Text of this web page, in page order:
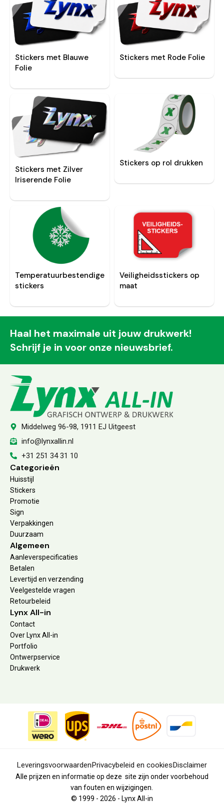
Stickers met Blauwe
Folie
Stickers met Rode Folie
Stickers met Zilver
Iriserende Folie
Stickers op rol drukken
Temperatuurbestendige
stickers
Veiligheidsstickers op
maat
Haal het maximale uit jouw drukwerk!
Schrijf je in voor onze nieuwsbrief.
Middelweg 96-98, 1911 EJ Uitgeest
info@lynxallin.nl
+31 251 34 31 10
Categorieën
Huisstijl
Stickers
Promotie
Sign
Verpakkingen
Duurzaam
Algemeen
Aanleverspecificaties
Betalen
Levertijd en verzending
Veelgestelde vragen
Retourbeleid
Lynx All-in
Contact
Over Lynx All-in
Portfolio
Ontwerpservice
Drukwerk
LeveringsvoorwaardenPrivacybeleid en cookiesDisclaimer
Alle prijzen en informatie op deze site zijn onder voorbehoud
van fouten en wijzigingen.
© 1999 - 2026 - Lynx All-in